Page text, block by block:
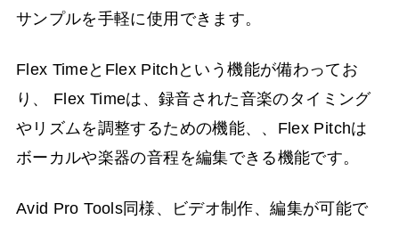
サンプルを手軽に使用できます。
Flex TimeとFlex Pitchという機能が備わってお
り、 Flex Timeは、録音された音楽のタイミング
やリズムを調整するための機能、、Flex Pitchは
ボーカルや楽器の音程を編集できる機能です。
Avid Pro Tools同様、ビデオ制作、編集が可能で